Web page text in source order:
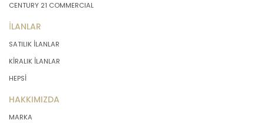
CENTURY 21 COMMERCIAL
İLANLAR
SATILIK İLANLAR
KİRALIK İLANLAR
HEPSİ
HAKKIMIZDA
MARKA